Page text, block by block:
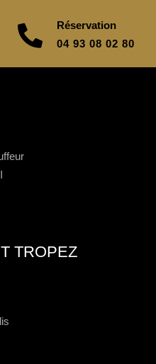
Réservation
04 93 08 02 80
TROPEZ